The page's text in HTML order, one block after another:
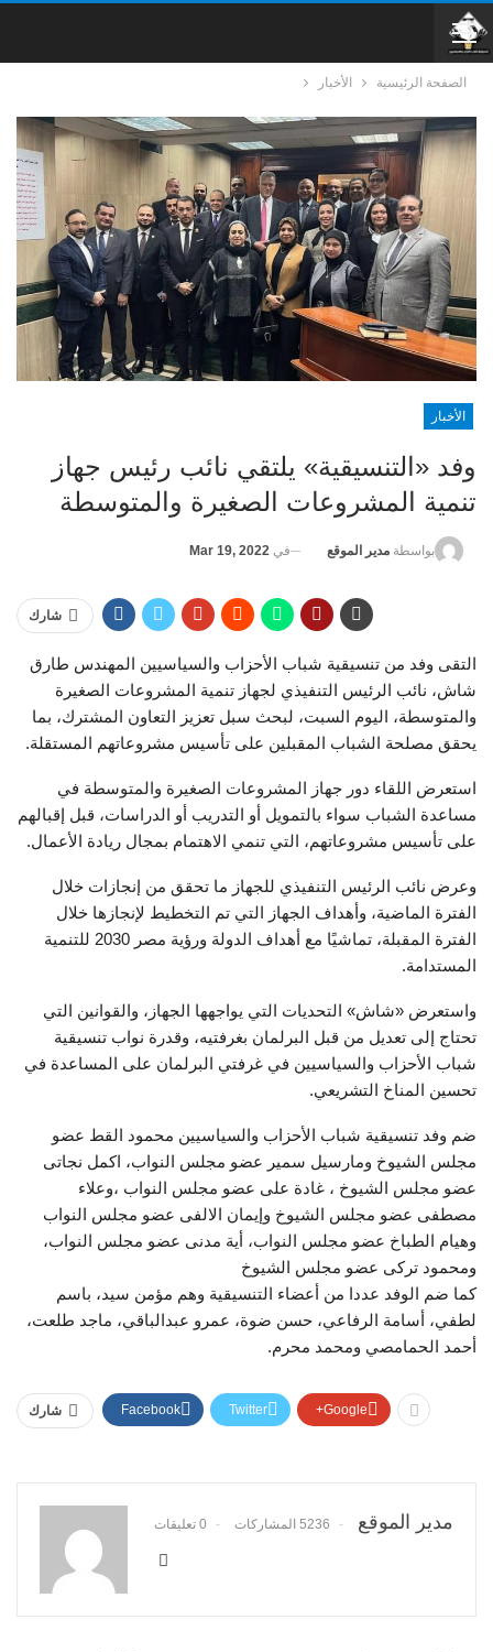
الصفحة الرئيسية الأخبار
الأخبار
وفد «التنسيقية» يلتقي نائب رئيس جهاز
تنمية المشروعات الصغيرة والمتوسطة
بواسطة مدير الموقع في Mar 19, 2022
شارك
التقى وفد من تنسيقية شباب الأحزاب والسياسيين المهندس طارق
شاش، نائب الرئيس التنفيذي لجهاز تنمية المشروعات الصغيرة
والمتوسطة، اليوم السبت، لبحث سبل تعزيز التعاون المشترك، بما
يحقق مصلحة الشباب المقبلين على تأسيس مشروعاتهم المستقلة.
استعرض اللقاء دور جهاز المشروعات الصغيرة والمتوسطة في
مساعدة الشباب سواء بالتمويل أو التدريب أو الدراسات، قبل إقبالهم
على تأسيس مشروعاتهم، التي تنمي الاهتمام بمجال ريادة الأعمال.
وعرض نائب الرئيس التنفيذي للجهاز ما تحقق من إنجازات خلال
الفترة الماضية، وأهداف الجهاز التي تم التخطيط لإنجازها خلال
الفترة المقبلة، تماشيًا مع أهداف الدولة ورؤية مصر 2030 للتنمية
المستدامة.
واستعرض «شاش» التحديات التي يواجهها الجهاز، والقوانين التي
تحتاج إلى تعديل من قبل البرلمان بغرفتيه، وقدرة نواب تنسيقية
شباب الأحزاب والسياسيين في غرفتي البرلمان على المساعدة في
تحسين المناخ التشريعي.
ضم وفد تنسيقية شباب الأحزاب والسياسيين محمود القط عضو
مجلس الشيوخ ومارسيل سمير عضو مجلس النواب، اكمل نجاتى
عضو مجلس الشيوخ ، غادة على عضو مجلس النواب ،وعلاء
مصطفى عضو مجلس الشيوخ وإيمان الالفى عضو مجلس النواب
وهيام الطباخ عضو مجلس النواب، أية مدنى عضو مجلس النواب،
ومحمود تركى عضو مجلس الشيوخ
كما ضم الوفد عددا من أعضاء التنسيقية وهم مؤمن سيد، باسم
لطفي، أسامة الرفاعي، حسن ضوة، عمرو عبدالباقي، ماجد طلعت،
أحمد الحمامصي ومحمد محرم.
شارك Facebook Twitter Google+
مدير الموقع 5236 المشاركات 0 تعليقات